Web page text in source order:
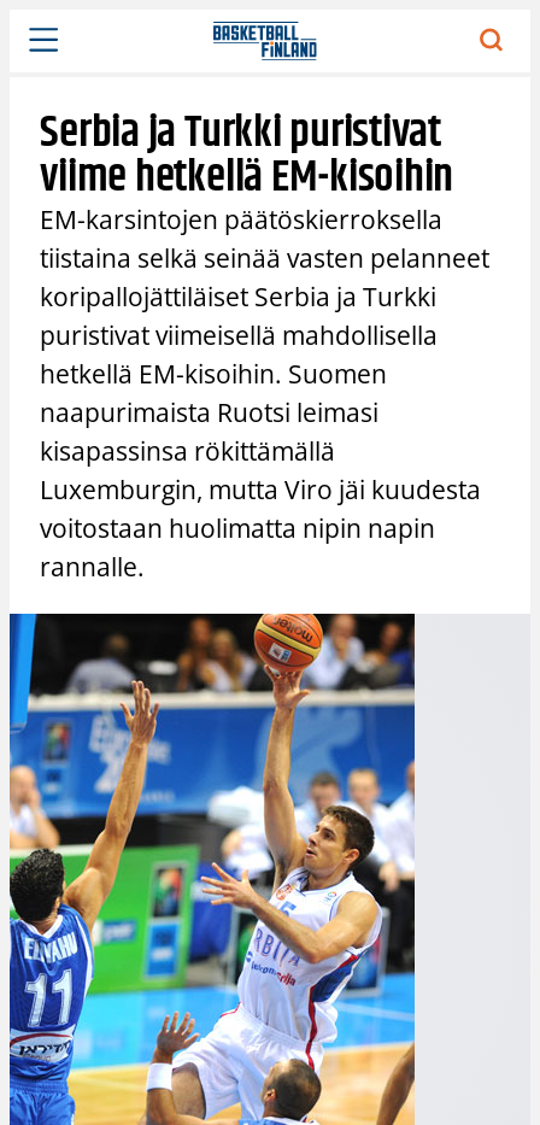
Siirry
sisältöön
Serbia ja Turkki puristivat
viime hetkellä EM-kisoihin
EM-karsintojen päätöskierroksella
tiistaina selkä seinää vasten pelanneet
koripallojättiläiset Serbia ja Turkki
puristivat viimeisellä mahdollisella
hetkellä EM-kisoihin. Suomen
naapurimaista Ruotsi leimasi
kisapassinsa rökittämällä
Luxemburgin, mutta Viro jäi kuudesta
voitostaan huolimatta nipin napin
rannalle.